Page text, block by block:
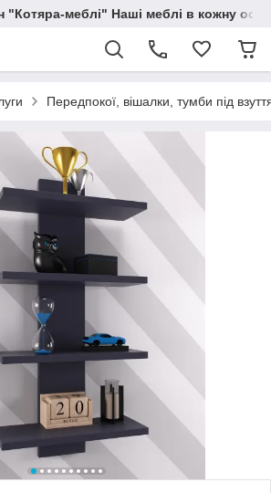
"Котяра-меблі" Наші меблі в кожну
Передпокої, вішалки, тумби під